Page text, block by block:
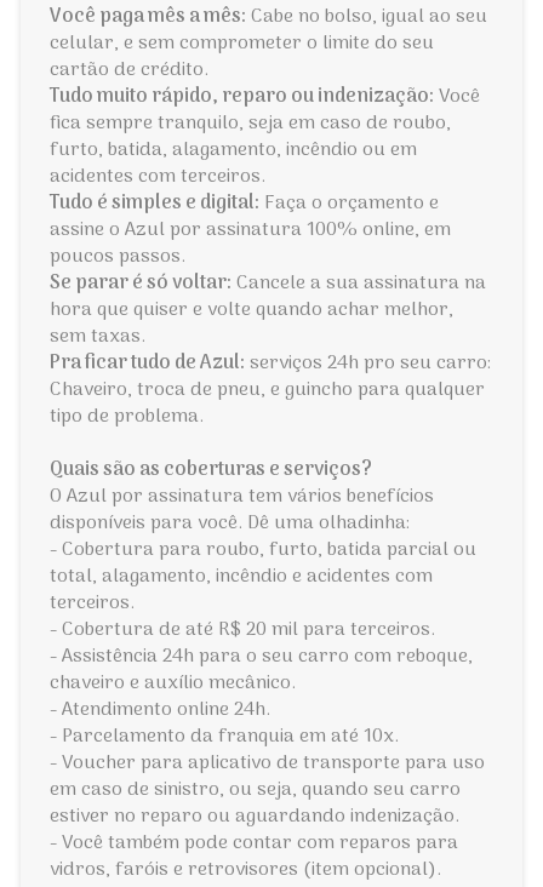
Você paga mês a mês:Cabe no bolso, igual ao seu
celular, e sem comprometer o limite do seu
cartão de crédito.
Tudo muito rápido, reparo ou indenização:Você
fica sempre tranquilo, seja em caso de roubo,
furto, batida, alagamento, incêndio ou em
acidentes com terceiros.
Tudo é simples e digital: Faça o orçamento e
assine o Azul por assinatura 100% online, em
poucos passos.
Se parar é só voltar:Cancele a sua assinatura na
hora que quiser e volte quando achar melhor,
sem taxas.
Pra ficar tudo de Azul: serviços 24h pro seu carro:
Chaveiro, troca de pneu, e guincho para qualquer
tipo de problema.
Quais são as coberturas e serviços?
O Azul por assinatura tem vários benefícios
disponíveis para você. Dê uma olhadinha:
- Cobertura para roubo, furto, batida parcial ou
total, alagamento, incêndio e acidentes com
terceiros.
- Cobertura de até R$ 20 mil para terceiros.
- Assistência 24h para o seu carro com reboque,
chaveiro e auxílio mecânico.
- Atendimento online 24h.
- Parcelamento da franquia em até 10x.
- Voucher para aplicativo de transporte para uso
em caso de sinistro, ou seja, quando seu carro
estiver no reparo ou aguardando indenização.
- Você também pode contar com reparos para
vidros, faróis e retrovisores (item opcional).